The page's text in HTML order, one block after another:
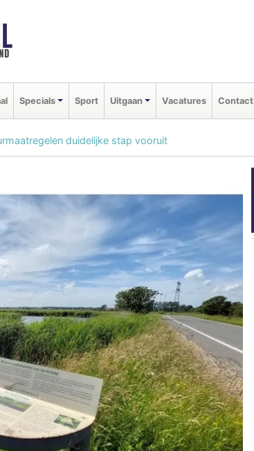
Specials Sport Uitgaan Vacatures Contact
duidelijke stap vooruit